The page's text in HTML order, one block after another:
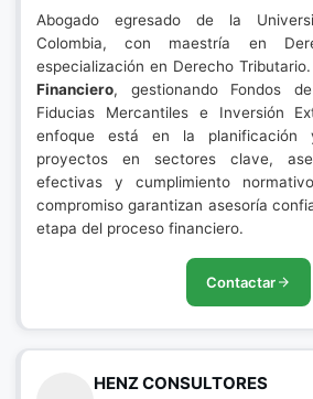
Abogado egresado de la
Colombia, con maestría en
especialización en Derecho
Financiero, gestionando Fondos
Fiducias Mercantiles e Inversión
enfoque está en la planificación
proyectos en sectores clave,
efectivas y cumplimiento
compromiso garantizan asesoría
etapa del proceso financiero.
Contactar
HENZ CONSULTORES